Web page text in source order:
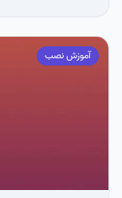
آموزش نصب